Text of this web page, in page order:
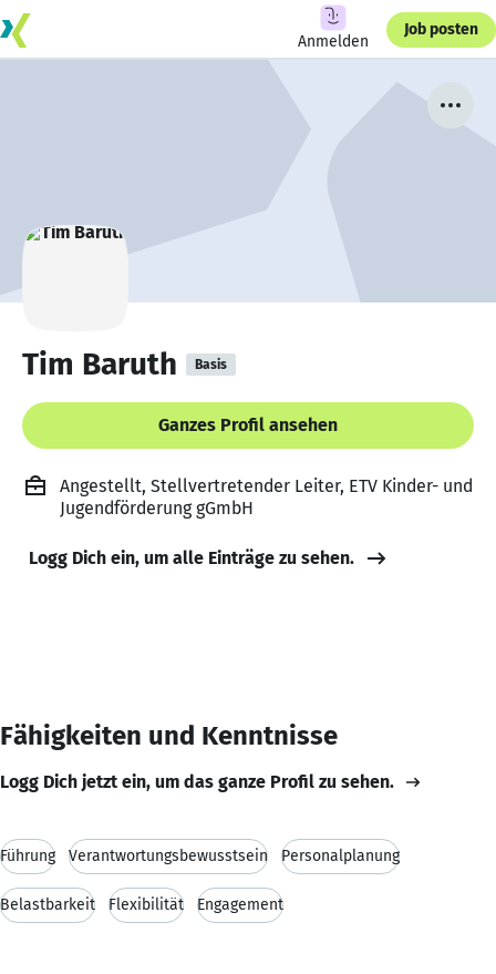
Anmelden
Job posten
Tim Baruth Basis
Ganzes Profil ansehen
Angestellt, Stellvertretender Leiter, ETV Kinder- und
Jugendförderung gGmbH
Logg Dich ein, um alle Einträge zu sehen.
Fähigkeiten und Kenntnisse
Logg Dich jetzt ein, um das ganze Profil zu sehen.
Führung Verantwortungsbewusstsein Personalplanung
Belastbarkeit Flexibilität Engagement